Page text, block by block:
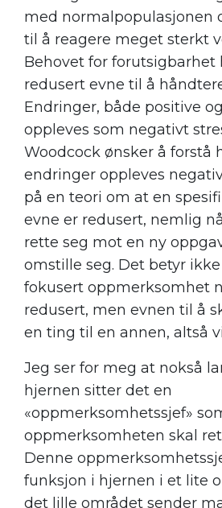
med normalpopulasjonen
til å reagere meget sterkt
Behovet for forutsigbarhet
redusert evne til å
Endringer, både positive
oppleves som negativt
Woodcock ønsker å forstå
endringer oppleves
på en teori om at en
evne er redusert, nemlig
rette seg mot en ny
omstille seg. Det betyr
fokusert oppmerksomhet
redusert, men evnen til å
en ting til en annen, altså
Jeg ser for meg at nokså
hjernen sitter det en
«oppmerksomhetssjef»
oppmerksomheten skal
Denne
funksjon i hjernen i et lite
det lille området sender